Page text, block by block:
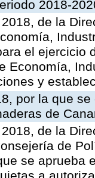
2018-
de la
el ejercicio
Economía,
y
por la que
de
de la
de
se aprueba